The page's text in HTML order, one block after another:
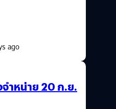
ago
ำหน่าย 20 ก.ย.